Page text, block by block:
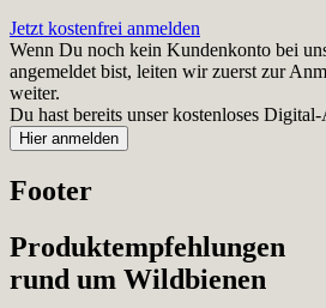
Jetzt kostenfrei anmelden
Wenn Du noch kein Kundenkonto bei
angemeldet bist, leiten wir zuerst zur
weiter.
Du hast bereits unser kostenloses
Footer
Produktempfehlungen
rund um Wildbienen